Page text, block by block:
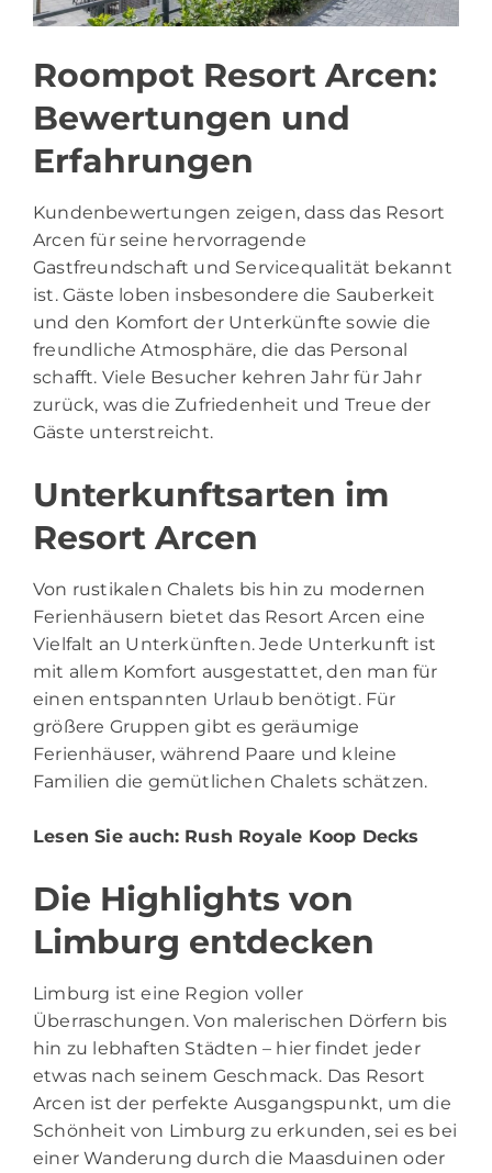
Roompot Resort Arcen:
Bewertungen und
Erfahrungen
Kundenbewertungen zeigen, dass das Resort
Arcen für seine hervorragende
Gastfreundschaft und Servicequalität bekannt
ist. Gäste loben insbesondere die Sauberkeit
und den Komfort der Unterkünfte sowie die
freundliche Atmosphäre, die das Personal
schafft. Viele Besucher kehren Jahr für Jahr
zurück, was die Zufriedenheit und Treue der
Gäste unterstreicht.
Unterkunftsarten im
Resort Arcen
Von rustikalen Chalets bis hin zu modernen
Ferienhäusern bietet das Resort Arcen eine
Vielfalt an Unterkünften. Jede Unterkunft ist
mit allem Komfort ausgestattet, den man für
einen entspannten Urlaub benötigt. Für
größere Gruppen gibt es geräumige
Ferienhäuser, während Paare und kleine
Familien die gemütlichen Chalets schätzen.
Lesen Sie auch: Rush Royale Koop Decks
Die Highlights von
Limburg entdecken
Limburg ist eine Region voller
Überraschungen. Von malerischen Dörfern bis
hin zu lebhaften Städten – hier findet jeder
etwas nach seinem Geschmack. Das Resort
Arcen ist der perfekte Ausgangspunkt, um die
Schönheit von Limburg zu erkunden, sei es bei
einer Wanderung durch die Maasduinen oder